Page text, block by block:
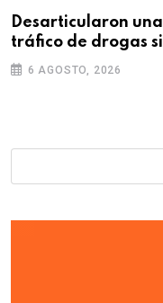
Desarticularon
tráfico de drogas
6 AGOSTO, 2026